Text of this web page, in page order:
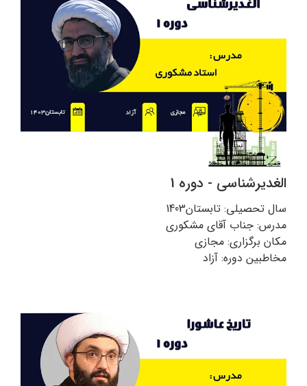
الغدیرشناسی - دوره 1
سال تحصیلی: تابستان1403
مدرس: جناب آقای مشکوری
مکان برگزاری: مجازی
مخاطبین دوره: آزاد